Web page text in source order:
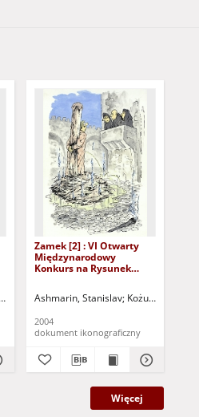
Ośrodek Kultury i Sportu "Zamek"
Zamek [2] : VI Otwarty
Międzynarodowy
Konkurs na Rysunek
Ashmarin, Stanislav Kożuchowski
2004
dokument ikonograficzny
Więcej